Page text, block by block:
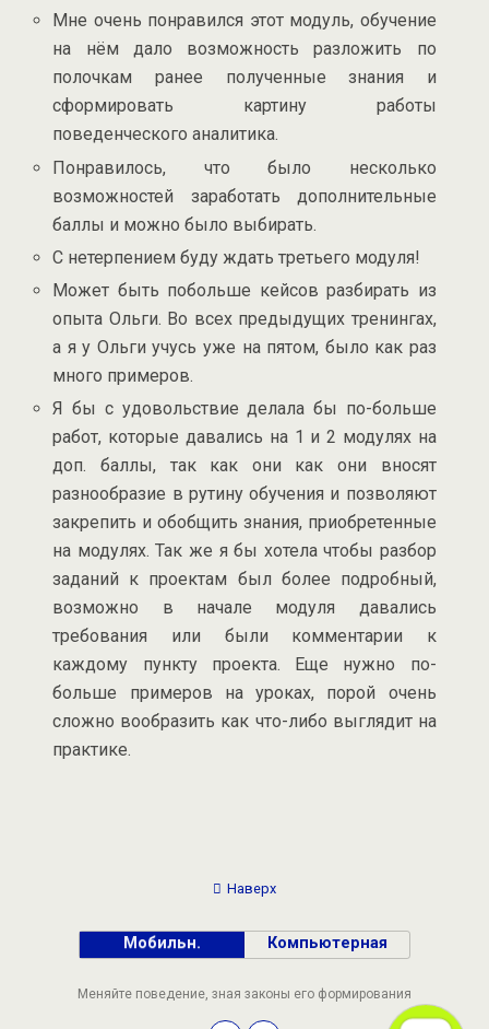
Мне очень понравился этот модуль, обучение
на нём дало возможность разложить по
полочкам ранее полученные знания и
сформировать картину работы
поведенческого аналитика.
Понравилось, что было несколько
возможностей заработать дополнительные
баллы и можно было выбирать.
С нетерпением буду ждать третьего модуля!
Может быть побольше кейсов разбирать из
опыта Ольги. Во всех предыдущих тренингах,
а я у Ольги учусь уже на пятом, было как раз
много примеров.
Я бы с удовольствие делала бы по-больше
работ, которые давались на 1 и 2 модулях на
доп. баллы, так как они как они вносят
разнообразие в рутину обучения и позволяют
закрепить и обобщить знания, приобретенные
на модулях. Так же я бы хотела чтобы разбор
заданий к проектам был более подробный,
возможно в начале модуля давались
требования или были комментарии к
каждому пункту проекта. Еще нужно по-
больше примеров на уроках, порой очень
сложно вообразить как что-либо выглядит на
практике.
Наверх
Мобильн. Компьютерная
Меняйте поведение, зная законы его формирования